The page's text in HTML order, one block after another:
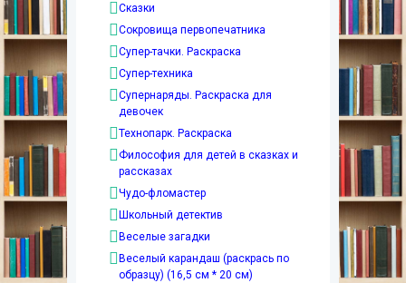
Сказки
Сокровища первопечатника
Супер-тачки. Раскраска
Супер-техника
Супернаряды. Раскраска для
девочек
Технопарк. Раскраска
Философия для детей в сказках и
рассказах
Чудо-фломастер
Школьный детектив
Веселые загадки
Веселый карандаш (раскрась по
образцу) (16,5 см * 20 см)